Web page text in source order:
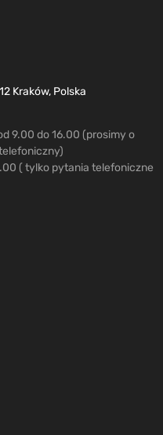
Kraków, Polska
9.00 do 16.00 (prosimy o
( tylko pytania telefoniczne